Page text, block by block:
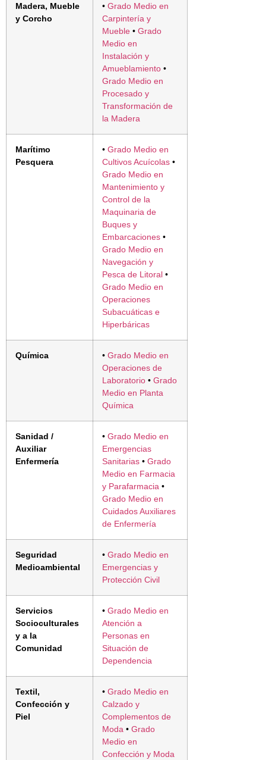
Madera, Mueble
y Corcho
• Grado Medio en
Carpintería y
Mueble • Grado
Medio en
Instalación y
Amueblamiento •
Grado Medio en
Procesado y
Transformación de
la Madera
Marítimo
Pesquera
• Grado Medio en
Cultivos Acuícolas •
Grado Medio en
Mantenimiento y
Control de la
Maquinaria de
Buques y
Embarcaciones •
Grado Medio en
Navegación y
Pesca de Litoral •
Grado Medio en
Operaciones
Subacuáticas e
Hiperbáricas
Química • Grado Medio en
Operaciones de
Laboratorio • Grado
Medio en Planta
Química
Sanidad /
Auxiliar
Enfermería
• Grado Medio en
Emergencias
Sanitarias • Grado
Medio en Farmacia
y Parafarmacia •
Grado Medio en
Cuidados Auxiliares
de Enfermería
Seguridad
Medioambiental
• Grado Medio en
Emergencias y
Protección Civil
Servicios
Socioculturales
y a la
Comunidad
• Grado Medio en
Atención a
Personas en
Situación de
Dependencia
Textil,
Confección y
Piel
• Grado Medio en
Calzado y
Complementos de
Moda • Grado
Medio en
Confección y Moda